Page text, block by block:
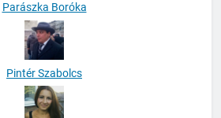
Parászka Boróka
Pintér Szabolcs